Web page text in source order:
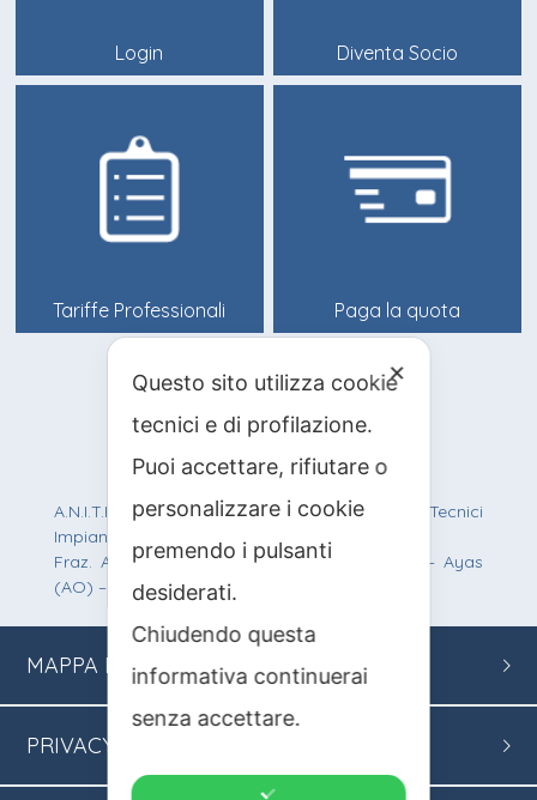
Login Diventa Socio
Tariffe Professionali Paga la quota
info@anitif.org
+39 0125 303100
A.N.I.T.I.F. Associazione Nazionale Italiana Tecnici
Impianti Funiviari
Fraz. Antagnod, Route Barmasc, 57 – 11020 – Ayas
(AO) – C.F.: 90012200219 – P.IVA: 01242950077
MAPPA DEL SITO
PRIVACY
✕
Questo sito utilizza cookie
tecnici e di profilazione.
Puoi accettare, rifiutare o
personalizzare i cookie
premendo i pulsanti
desiderati.
Chiudendo questa
informativa continuerai
senza accettare.